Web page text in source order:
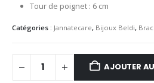
Tour de poignet : 6 cm
Catégories : Jannatecare, Bijoux Beldi,
AJOUTER